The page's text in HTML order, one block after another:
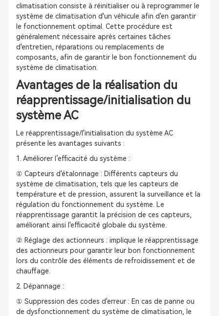
climatisation consiste à réinitialiser ou à reprogrammer le
système de climatisation d'un véhicule afin d'en garantir
le fonctionnement optimal. Cette procédure est
généralement nécessaire après certaines tâches
d'entretien, réparations ou remplacements de
composants, afin de garantir le bon fonctionnement du
système de climatisation.
Avantages de la réalisation du
réapprentissage/initialisation du
système AC
Le réapprentissage/l'initialisation du système AC
présente les avantages suivants :
1. Améliorer l’efficacité du système :
① Capteurs d'étalonnage : Différents capteurs du
système de climatisation, tels que les capteurs de
température et de pression, assurent la surveillance et la
régulation du fonctionnement du système. Le
réapprentissage garantit la précision de ces capteurs,
améliorant ainsi l'efficacité globale du système.
② Réglage des actionneurs : implique le réapprentissage
des actionneurs pour garantir leur bon fonctionnement
lors du contrôle des éléments de refroidissement et de
chauffage.
2. Dépannage :
① Suppression des codes d'erreur : En cas de panne ou
de dysfonctionnement du système de climatisation, le